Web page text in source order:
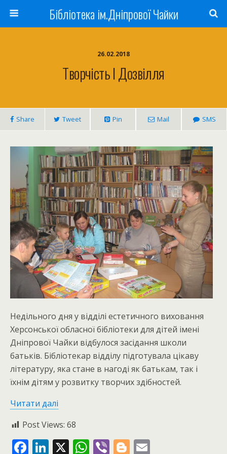
Бібліотека ім.Дніпрової Чайки
26.02.2018
Творчість І Дозвілля
Share Tweet Pin Mail SMS
Недільного дня у відділі естетичного виховання
Херсонської обласної бібліотеки для дітей імені
Дніпрової Чайки відбулося засідання школи
батьків. Бібліотекар відділу підготувала цікаву
літературу, яка стане в нагоді як батькам, так і
їхнім дітям у розвитку творчих здібностей.
Читати далі
Post Views: 68
F Li X W Vi Bl